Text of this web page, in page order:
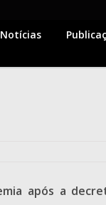
Notícias
após a